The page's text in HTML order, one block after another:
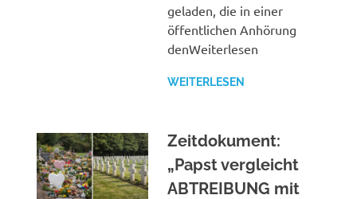
geladen, die in einer
öffentlichen Anhörung
denWeiterlesen
WEITERLESEN
Zeitdokument:
„Papst vergleicht
ABTREIBUNG mit